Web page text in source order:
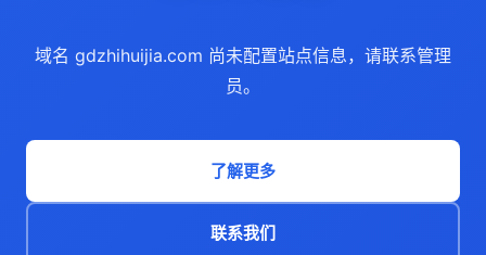
域名 gdzhihuijia.com 尚未配置站点信息，请联系管理
员。
了解更多
联系我们